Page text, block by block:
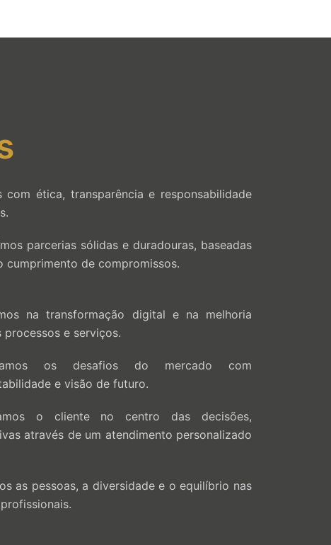
com ética, transparência e responsabilidade
parcerias sólidas e duradouras, baseadas
cumprimento de compromissos.
na transformação digital e na melhoria
e serviços.
os desafios do mercado com
e visão de futuro.
o cliente no centro das decisões,
através de um atendimento personalizado
as pessoas, a diversidade e o equilíbrio nas